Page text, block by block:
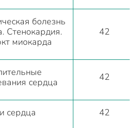
болезнь
Стенокардия.
миокарда
42
сердца
42
сердца 42